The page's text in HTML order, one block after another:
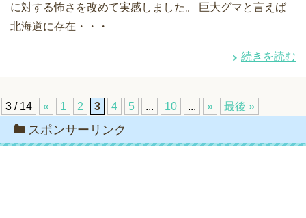
に対する怖さを改めて実感しました。 巨大グマと言えば
北海道に存在・・・
続きを読む
3 / 14 « 1 2 3 4 5 ... 10 ... » 最後 »
スポンサーリンク